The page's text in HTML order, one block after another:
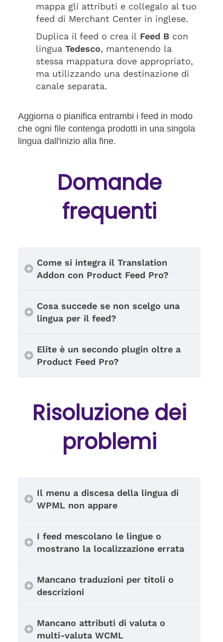
mappa gli attributi e collegalo al tuo
feed di Merchant Center in inglese.
Duplica il feed o crea il Feed B con
lingua Tedesco, mantenendo la
stessa mappatura dove appropriato,
ma utilizzando una destinazione di
canale separata.
Aggiorna o pianifica entrambi i feed in modo
che ogni file contenga prodotti in una singola
lingua dall'inizio alla fine.
Domande
frequenti
Come si integra il Translation
Addon con Product Feed Pro?
Cosa succede se non scelgo una
lingua per il feed?
Elite è un secondo plugin oltre a
Product Feed Pro?
Risoluzione dei
problemi
Il menu a discesa della lingua di
WPML non appare
I feed mescolano le lingue o
mostrano la localizzazione errata
Mancano traduzioni per titoli o
descrizioni
Mancano attributi di valuta o
multi-valuta WCML